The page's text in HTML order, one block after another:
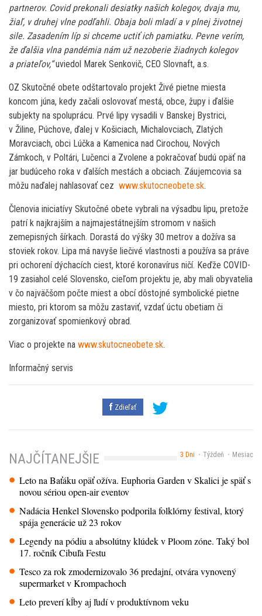
partnerov. Covid prekonali desiatky našich kolegov, dvaja mu,
žiaľ, v druhej vlne podľahli. Obaja boli mladí a v plnej životnej
sile. Zasadením líp si chceme uctiť ich pamiatku. Pevne verím,
že ďalšia vlna pandémia nám už nezoberie žiadnych kolegov
a priateľov,“uviedol Marek Senkovič, CEO Slovnaft, a.s.
OZ Skutočné obete odštartovalo projekt Živé pietne miesta
koncom júna, kedy začali oslovovať mestá, obce, župy i ďalšie
subjekty na spoluprácu. Prvé lipy vysadili v Banskej Bystrici,
v Žiline, Púchove, ďalej v Košiciach, Michalovciach, Zlatých
Moravciach, obci Lúčka a Kamenica nad Cirochou, Nových
Zámkoch, v Poltári, Lučenci a Zvolene a pokračovať budú opäť na
jar budúceho roka v ďalších mestách a obciach. Záujemcovia sa
môžu naďalej nahlasovať cez www.skutocneobete.sk.
Členovia iniciatívy Skutočné obete vybrali na výsadbu lipu, pretože
patrí k najkrajším a najmajestátnejším stromom v našich
zemepisných šírkach. Dorastá do výšky 30 metrov a dožíva sa
stoviek rokov. Lipa má navyše liečivé vlastnosti a používa sa práve
pri ochorení dýchacích ciest, ktoré koronavírus ničí. Keďže COVID-
19 zasiahol celé Slovensko, cieľom projektu je, aby mali obyvatelia
v čo najväčšom počte miest a obcí dôstojné symbolické pietne
miesto, pri ktorom sa môžu zastaviť, vzdať úctu obetiam či
zorganizovať spomienkový obrad.
Viac o projekte na www.skutocneobete.sk.
Informačný servis
Zdieľať
3 Dni Týždeň Mesiac
NAJČÍTANEJŠIE
Leto na Baťáku opäť ožíva. Euphoria Garden v Skalici je späť s
novou sériou open-air eventov
Nadácia Henkel Slovensko podporila folklórny festival, ktorý
spája generácie už 23 rokov
Legendy na pódiu a absolútny klúdek v Ploom zóne. Taký bol
17. ročník Cibuľa Festu
Tesco za rok zmodernizovalo 36 predajní, otvára vynovený
supermarket v Krompachoch
Leto preverí kĺby aj ľudí v produktívnom veku